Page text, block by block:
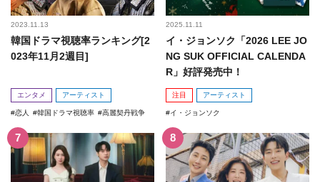
2023.11.13
韓国ドラマ視聴率ランキング[2
023年11月2週目]
エンタメ アーティスト
恋人 韓国ドラマ視聴率 高麗契丹戦争
2025.11.11
イ・ジョンソク「2026 LEE JO
NG SUK OFFICIAL CALENDA
R」好評発売中！
注目 アーティスト
イ・ジョンソク